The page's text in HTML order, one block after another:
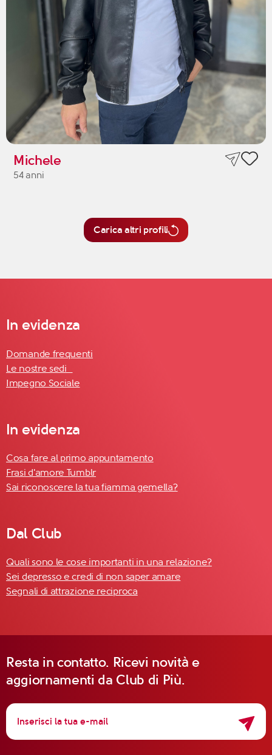
Michele
54 anni
Carica altri profili
In evidenza
Domande frequenti
Le nostre sedi
Impegno Sociale
In evidenza
Cosa fare al primo appuntamento
Frasi d'amore Tumblr
Sai riconoscere la tua fiamma gemella?
Dal Club
Quali sono le cose importanti in una relazione?
Sei depresso e credi di non saper amare
Segnali di attrazione reciproca
Resta in contatto. Ricevi novità e
aggiornamenti da Club di Più.